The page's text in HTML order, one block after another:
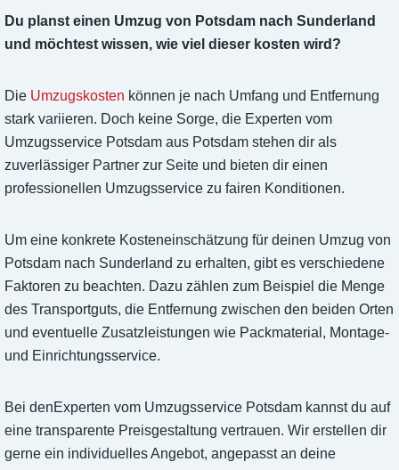
Du planst einen Umzug von Potsdam nach Sunderland
und möchtest wissen, wie viel dieser kosten wird?
Die Umzugskosten können je nach Umfang und Entfernung
stark variieren. Doch keine Sorge, die Experten vom
Umzugsservice Potsdam aus Potsdam stehen dir als
zuverlässiger Partner zur Seite und bieten dir einen
professionellen Umzugsservice zu fairen Konditionen.
Um eine konkrete Kosteneinschätzung für deinen Umzug von
Potsdam nach Sunderland zu erhalten, gibt es verschiedene
Faktoren zu beachten. Dazu zählen zum Beispiel die Menge
des Transportguts, die Entfernung zwischen den beiden Orten
und eventuelle Zusatzleistungen wie Packmaterial, Montage-
und Einrichtungsservice.
Bei denExperten vom Umzugsservice Potsdam kannst du auf
eine transparente Preisgestaltung vertrauen. Wir erstellen dir
gerne ein individuelles Angebot, angepasst an deine